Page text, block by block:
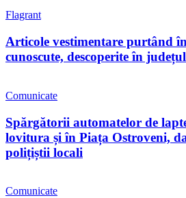
Flagrant
Articole vestimentare purtând
cunoscute, descoperite în
Comunicate
Spărgătorii automatelor de
lovitura și în Piața Ostroveni,
polițiștii locali
Comunicate